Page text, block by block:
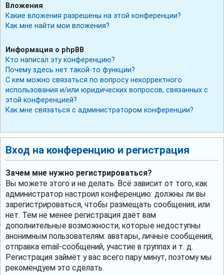
Вложения
Какие вложения разрешены на этой конференции?
Как мне найти мои вложения?
Информация о phpBB
Кто написал эту конференцию?
Почему здесь нет такой-то функции?
С кем можно связаться по вопросу некорректного
использования и/или юридических вопросов, связанных с
этой конференцией?
Как мне связаться с администратором конференции?
Вход на конференцию и регистрация
Зачем мне нужно регистрироваться?
Вы можете этого и не делать. Всё зависит от того, как
администратор настроил конференцию: должны ли вы
зарегистрироваться, чтобы размещать сообщения, или
нет. Тем не менее регистрация даёт вам
дополнительные возможности, которые недоступны
анонимным пользователям: аватары, личные сообщения,
отправка email-сообщений, участие в группах и т. д.
Регистрация займёт у вас всего пару минут, поэтому мы
рекомендуем это сделать.